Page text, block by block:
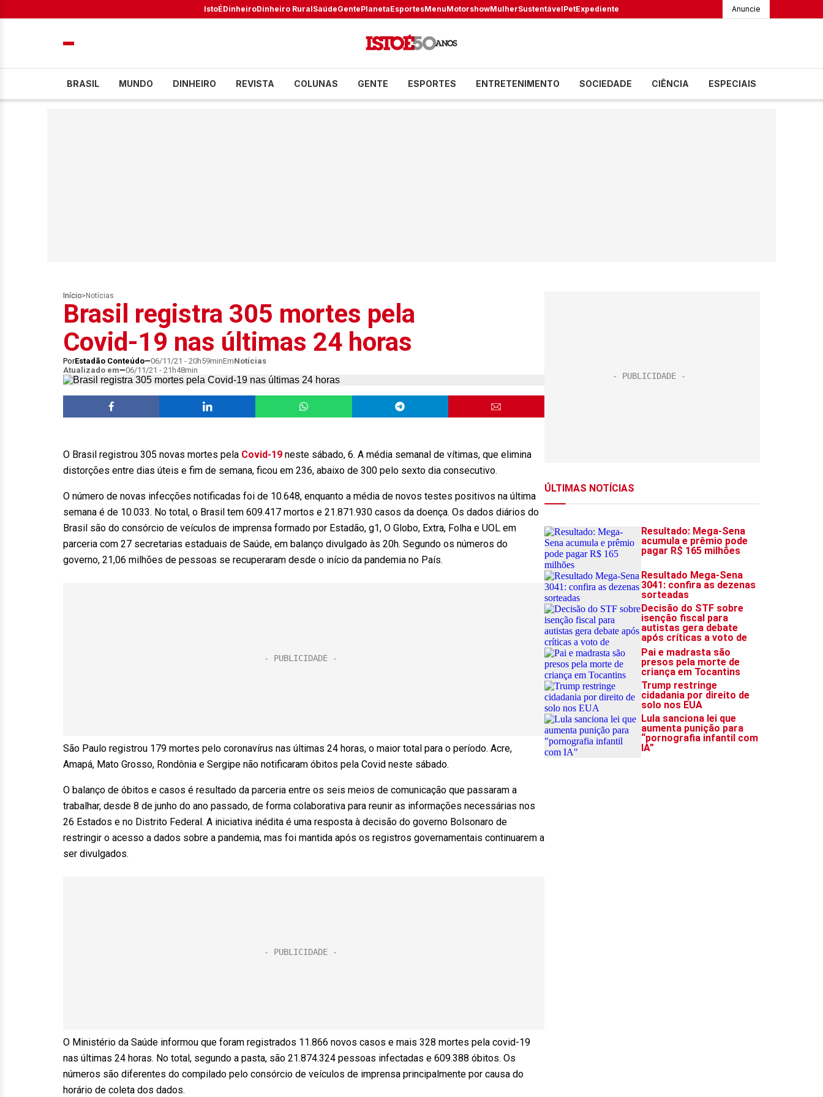
IstoÉDinheiroDinheiro RuralSaúdeGentePlanetaEsportesMenuMotorshowMulherSustentávelPetExpediente Anuncie
BRASIL MUNDO DINHEIRO REVISTA COLUNAS GENTE ESPORTES ENTRETENIMENTO SOCIEDADE CIÊNCIA ESPECIAIS
Início> Notícias
Brasil registra 305 mortes pela
Covid-19 nas últimas 24 horas
PorEstadão Conteúdo 06/11/21 - 20h59minEmNotícias
Atualizado em
06/11/21 - 21h48min
O Brasil registrou 305 novas mortes pela Covid-19 neste sábado, 6. A média semanal de vítimas, que elimina
distorções entre dias úteis e fim de semana, ficou em 236, abaixo de 300 pelo sexto dia consecutivo.
O número de novas infecções notificadas foi de 10.648, enquanto a média de novos testes positivos na última
semana é de 10.033. No total, o Brasil tem 609.417 mortos e 21.871.930 casos da doença. Os dados diários do
Brasil são do consórcio de veículos de imprensa formado por Estadão, g1, O Globo, Extra, Folha e UOL em
parceria com 27 secretarias estaduais de Saúde, em balanço divulgado às 20h. Segundo os números do
governo, 21,06 milhões de pessoas se recuperaram desde o início da pandemia no País.
São Paulo registrou 179 mortes pelo coronavírus nas últimas 24 horas, o maior total para o período. Acre,
Amapá, Mato Grosso, Rondônia e Sergipe não notificaram óbitos pela Covid neste sábado.
O balanço de óbitos e casos é resultado da parceria entre os seis meios de comunicação que passaram a
trabalhar, desde 8 de junho do ano passado, de forma colaborativa para reunir as informações necessárias nos
26 Estados e no Distrito Federal. A iniciativa inédita é uma resposta à decisão do governo Bolsonaro de
restringir o acesso a dados sobre a pandemia, mas foi mantida após os registros governamentais continuarem a
ser divulgados.
O Ministério da Saúde informou que foram registrados 11.866 novos casos e mais 328 mortes pela covid-19
nas últimas 24 horas. No total, segundo a pasta, são 21.874.324 pessoas infectadas e 609.388 óbitos. Os
números são diferentes do compilado pelo consórcio de veículos de imprensa principalmente por causa do
horário de coleta dos dados.